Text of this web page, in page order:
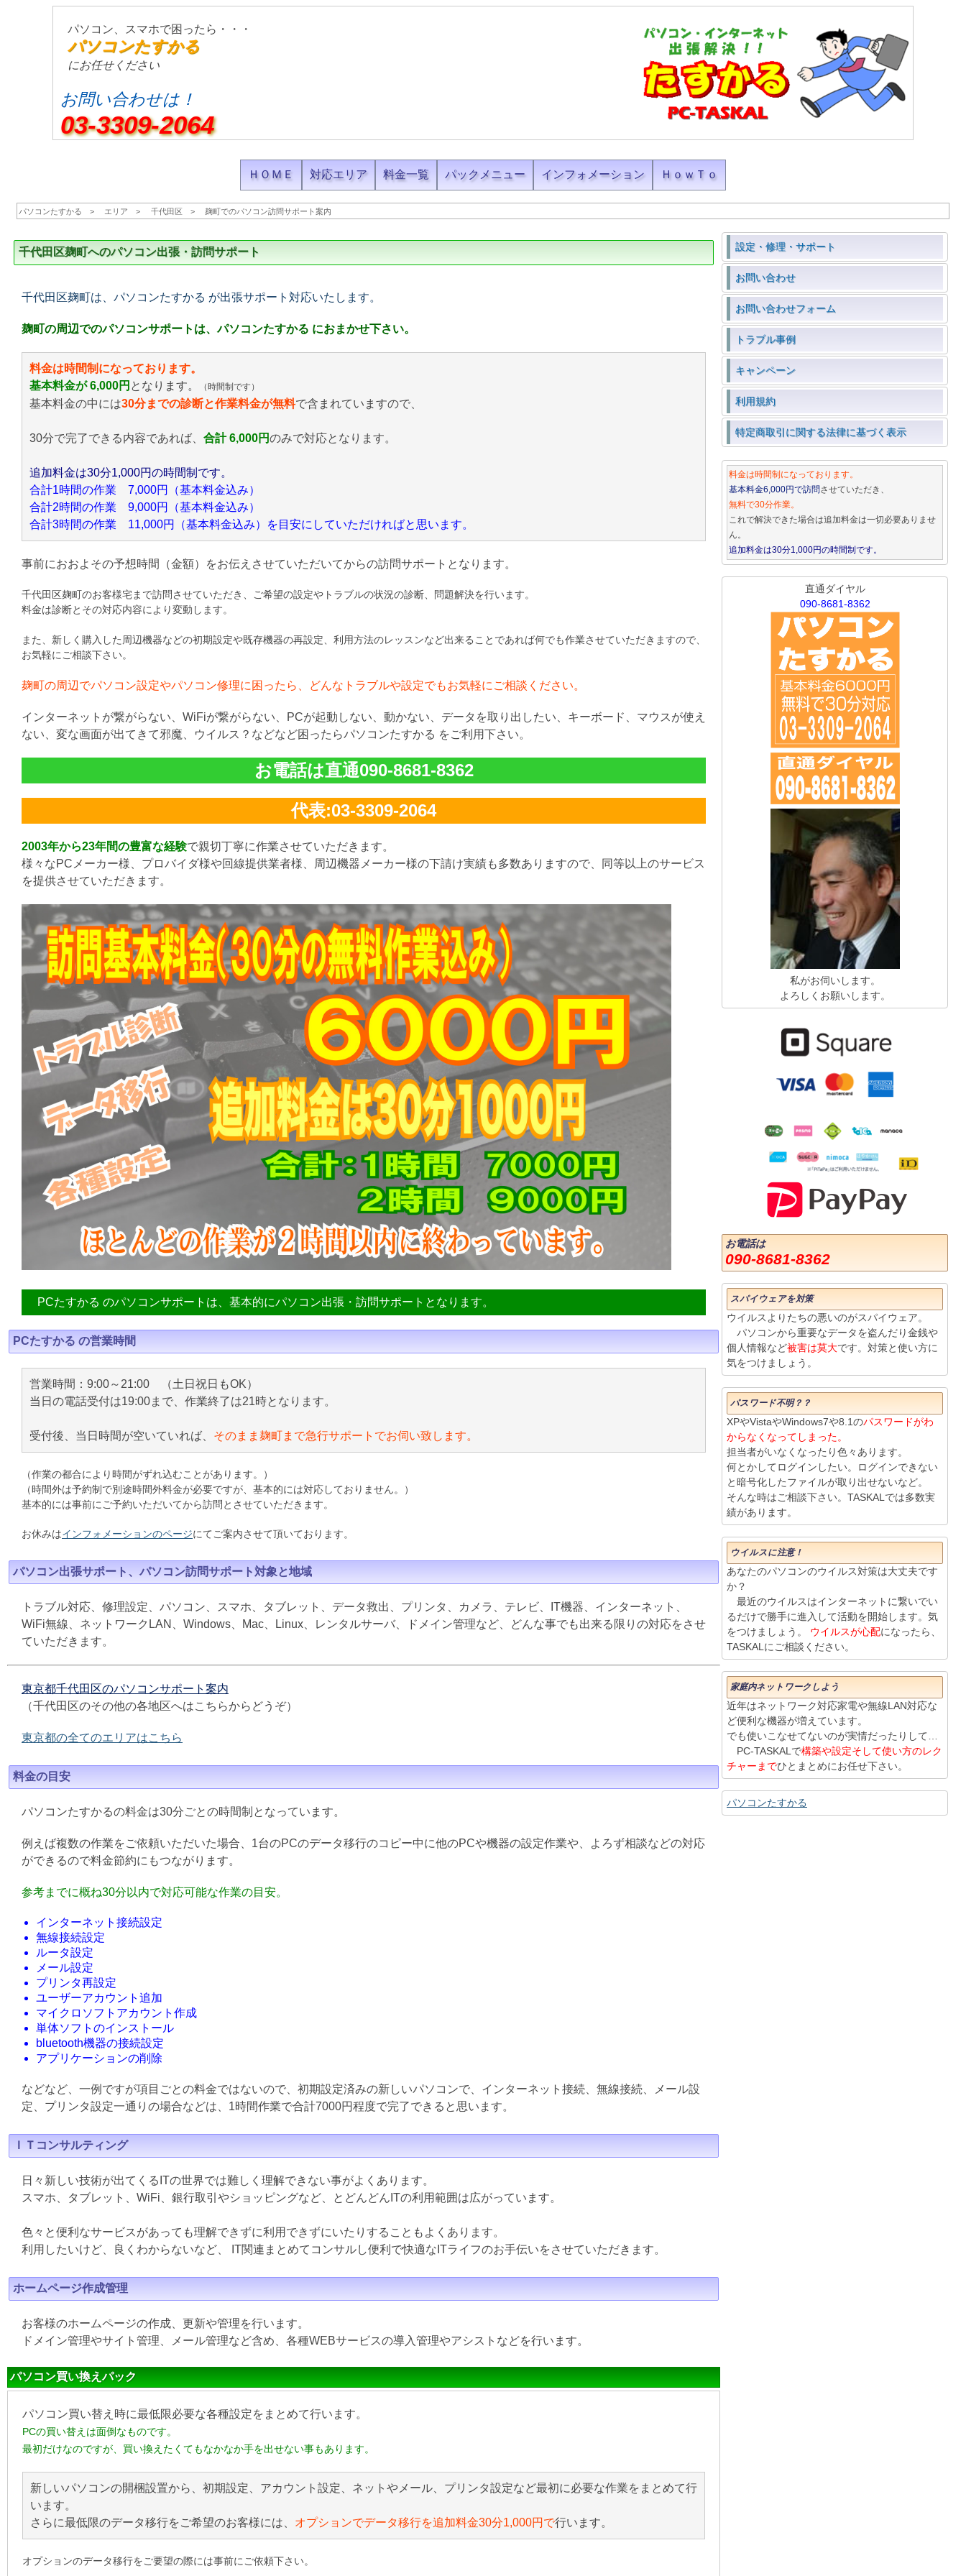
パソコン、スマホで困ったら・・・
パソコンたすかる
にお任せください
お問い合わせは！
03-3309-2064
ＨＯＭＥ 対応エリア 料金一覧 パックメニュー インフォメーション ＨｏｗＴｏ
パソコンたすかる エリア 千代田区 麹町でのパソコン訪問サポート案内
千代田区麹町へのパソコン出張・訪問サポート
千代田区麹町は、パソコンたすかる が出張サポート対応いたします。
麹町の周辺でのパソコンサポートは、パソコンたすかる におまかせ下さい。
料金は時間制になっております。
基本料金が 6,000円 となります。 （時間制です）
基本料金の中には30分までの診断と作業料金が無料で含まれていますので、
30分で完了できる内容であれば、 合計 6,000円のみで対応となります。
追加料金は30分1,000円の時間制です。
合計1時間の作業 7,000円（基本料金込み）
合計2時間の作業 9,000円（基本料金込み）
合計3時間の作業 11,000円（基本料金込み）を目安にしていただければと思います。
事前におおよその予想時間（金額）をお伝えさせていただいてからの訪問サポートとなります。
千代田区麹町のお客様宅まで訪問させていただき、ご希望の設定やトラブルの状況の診断、問題解決を行います。
料金は診断とその対応内容により変動します。
また、新しく購入した周辺機器などの初期設定や既存機器の再設定、利用方法のレッスンなど出来ることであれば何でも作業させていただきますので、
お気軽にご相談下さい。
麹町の周辺でパソコン設定やパソコン修理に困ったら、どんなトラブルや設定でもお気軽にご相談ください。
インターネットが繋がらない、WiFiが繋がらない、PCが起動しない、動かない、データを取り出したい、キーボード、マウスが使え
ない、変な画面が出てきて邪魔、ウイルス？などなど困ったらパソコンたすかる をご利用下さい。
お電話は直通090-8681-8362
代表:03-3309-2064
2003年から23年間の豊富な経験で親切丁寧に作業させていただきます。
様々なPCメーカー様、プロバイダ様や回線提供業者様、周辺機器メーカー様の下請け実績も多数ありますので、同等以上のサービス
を提供させていただきます。
PCたすかる のパソコンサポートは、基本的にパソコン出張・訪問サポートとなります。
PCたすかる の営業時間
営業時間：9:00～21:00 （土日祝日もOK）
当日の電話受付は19:00まで、作業終了は21時となります。
受付後、当日時間が空いていれば、 そのまま麹町まで急行サポートでお伺い致します。
（作業の都合により時間がずれ込むことがあります。）
（時間外は予約制で別途時間外料金が必要ですが、基本的には対応しておりません。）
基本的には事前にご予約いただいてから訪問とさせていただきます。
お休みはインフォメーションのページにてご案内させて頂いております。
パソコン出張サポート、パソコン訪問サポート対象と地域
トラブル対応、修理設定、パソコン、スマホ、タブレット、データ救出、プリンタ、カメラ、テレビ、IT機器、インターネット、
WiFi無線、ネットワークLAN、Windows、Mac、Linux、レンタルサーバ、ドメイン管理など、どんな事でも出来る限りの対応をさせ
ていただきます。
東京都千代田区のパソコンサポート案内
（千代田区のその他の各地区へはこちらからどうぞ）
東京都の全てのエリアはこちら
料金の目安
パソコンたすかるの料金は30分ごとの時間制となっています。
例えば複数の作業をご依頼いただいた場合、1台のPCのデータ移行のコピー中に他のPCや機器の設定作業や、よろず相談などの対応
ができるので料金節約にもつながります。
参考までに概ね30分以内で対応可能な作業の目安。
インターネット接続設定
無線接続設定
ルータ設定
メール設定
プリンタ再設定
ユーザーアカウント追加
マイクロソフトアカウント作成
単体ソフトのインストール
bluetooth機器の接続設定
アプリケーションの削除
などなど、一例ですが項目ごとの料金ではないので、初期設定済みの新しいパソコンで、インターネット接続、無線接続、メール設
定、プリンタ設定一通りの場合などは、1時間作業で合計7000円程度で完了できると思います。
ＩＴコンサルティング
日々新しい技術が出てくるITの世界では難しく理解できない事がよくあります。
スマホ、タブレット、WiFi、銀行取引やショッピングなど、とどんどんITの利用範囲は広がっています。
色々と便利なサービスがあっても理解できずに利用できずにいたりすることもよくあります。
利用したいけど、良くわからないなど、 IT関連まとめてコンサルし便利で快適なITライフのお手伝いをさせていただきます。
ホームページ作成管理
お客様のホームページの作成、更新や管理を行います。
ドメイン管理やサイト管理、メール管理など含め、各種WEBサービスの導入管理やアシストなどを行います。
パソコン買い換えパック
パソコン買い替え時に最低限必要な各種設定をまとめて行います。
PCの買い替えは面倒なものです。
最初だけなのですが、買い換えたくてもなかなか手を出せない事もあります。
新しいパソコンの開梱設置から、初期設定、アカウント設定、ネットやメール、プリンタ設定など最初に必要な作業をまとめて行
います。
さらに最低限のデータ移行をご希望のお客様には、 オプションでデータ移行を追加料金30分1,000円で行います。
オプションのデータ移行をご要望の際には事前にご依頼下さい。
設定・修理・サポート
お問い合わせ
お問い合わせフォーム
トラブル事例
キャンペーン
利用規約
特定商取引に関する法律に基づく表示
料金は時間制になっております。
基本料金6,000円で訪問させていただき、
無料で30分作業。
これで解決できた場合は追加料金は一切必要ありませ
ん。
追加料金は30分1,000円の時間制です。
直通ダイヤル
090-8681-8362
私がお伺いします。
よろしくお願いします。
お電話は
090-8681-8362
スパイウェアを対策
ウイルスよりたちの悪いのがスパイウェア。
パソコンから重要なデータを盗んだり金銭や
個人情報など被害は莫大です。対策と使い方に
気をつけましょう。
パスワード不明？？
XPやVistaやWindows7や8.1のパスワードがわ
からなくなってしまった。
担当者がいなくなったり色々あります。
何とかしてログインしたい。ログインできない
と暗号化したファイルが取り出せないなど。
そんな時はご相談下さい。TASKALでは多数実
績があります。
ウイルスに注意！
あなたのパソコンのウイルス対策は大丈夫です
か？
最近のウイルスはインターネットに繋いでい
るだけで勝手に進入して活動を開始します。気
をつけましょう。 ウイルスが心配になったら、
TASKALにご相談ください。
家庭内ネットワークしよう
近年はネットワーク対応家電や無線LAN対応な
ど便利な機器が増えています。
でも使いこなせてないのが実情だったりして…
PC-TASKALで構築や設定そして使い方のレク
チャーまでひとまとめにお任せ下さい。
パソコンたすかる